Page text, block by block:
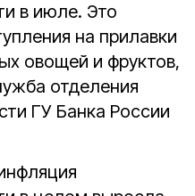
в июле. Это
на прилавки
овощей и фруктов,
отделения
ГУ Банка России